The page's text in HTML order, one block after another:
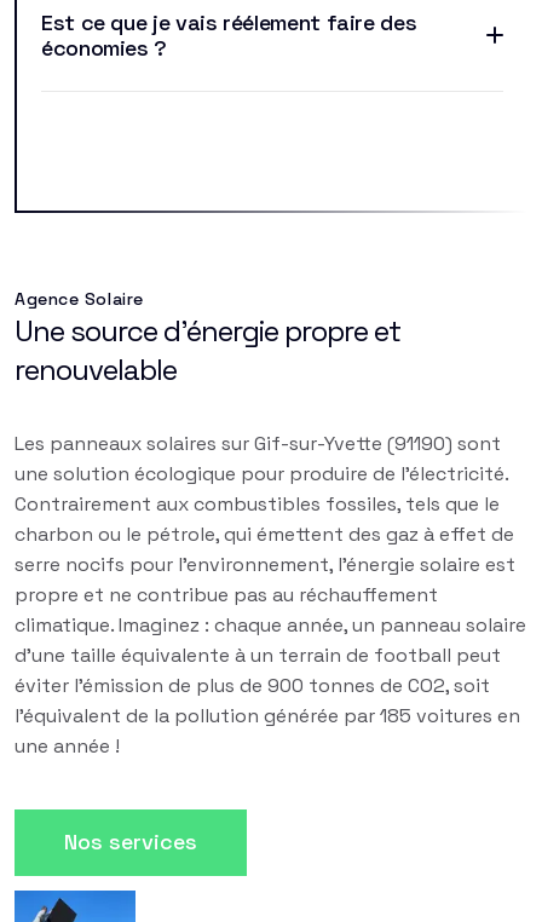
Est ce que je vais réélement faire des
économies ?
Agence Solaire
Une source d'énergie propre et
renouvelable
Les panneaux solaires sur Gif-sur-Yvette (91190) sont
une solution écologique pour produire de l'électricité.
Contrairement aux combustibles fossiles, tels que le
charbon ou le pétrole, qui émettent des gaz à effet de
serre nocifs pour l'environnement, l'énergie solaire est
propre et ne contribue pas au réchauffement
climatique. Imaginez : chaque année, un panneau solaire
d'une taille équivalente à un terrain de football peut
éviter l'émission de plus de 900 tonnes de CO2, soit
l'équivalent de la pollution générée par 185 voitures en
une année !
Nos services